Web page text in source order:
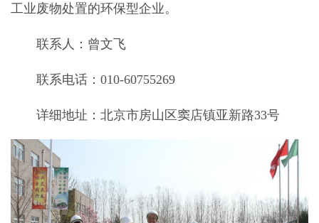
工业废物处置的环保型企业。
联系人：曾文飞
联系电话：010-60755269
详细地址：北京市房山区窦店镇亚新路33号